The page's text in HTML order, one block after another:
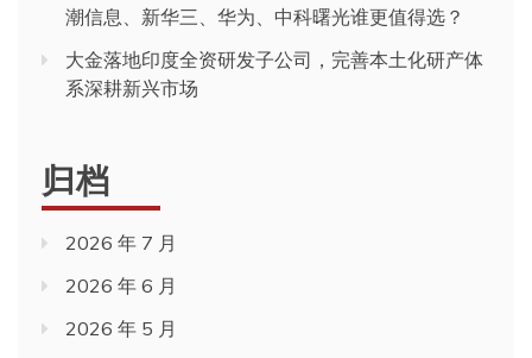
潮信息、新华三、华为、中科曙光谁更值得选？
大金落地印度全资研发子公司，完善本土化研产体
系深耕新兴市场
归档
2026 年 7 月
2026 年 6 月
2026 年 5 月